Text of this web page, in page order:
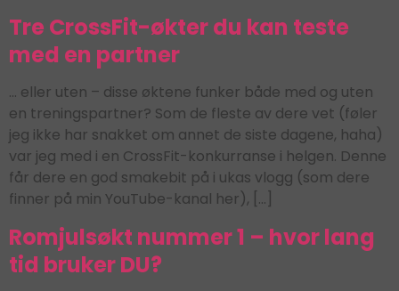
Tre CrossFit-økter du kan teste
med en partner
… eller uten – disse øktene funker både med og uten
en treningspartner? Som de fleste av dere vet (føler
jeg ikke har snakket om annet de siste dagene, haha)
var jeg med i en CrossFit-konkurranse i helgen. Denne
får dere en god smakebit på i ukas vlogg (som dere
finner på min YouTube-kanal her), […]
Romjulsøkt nummer 1 – hvor lang
tid bruker DU?